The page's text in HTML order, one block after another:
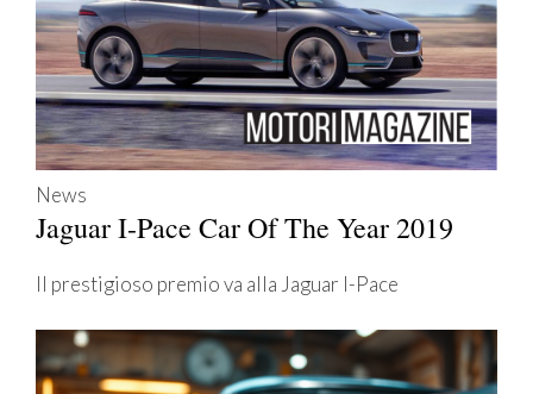
News
Jaguar I-Pace Car Of The Year 2019
Il prestigioso premio va alla Jaguar I-Pace